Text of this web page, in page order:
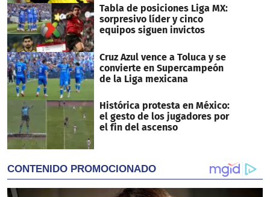
Tabla de posiciones Liga MX:
sorpresivo líder y cinco
equipos siguen invictos
Cruz Azul vence a Toluca y se
convierte en Supercampeón
de la Liga mexicana
Histórica protesta en México:
el gesto de los jugadores por
el fin del ascenso